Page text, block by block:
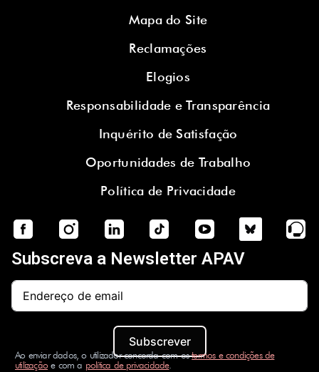
Mapa do Site
Reclamações
Elogios
Responsabilidade e Transparência
Inquérito de Satisfação
Oportunidades de Trabalho
Política de Privacidade
Subscreva a Newsletter APAV
Subscrever
Ao enviar dados, o utilizador concorda com ostermos e condições de
utilizaçãoe com a política de privacidade.